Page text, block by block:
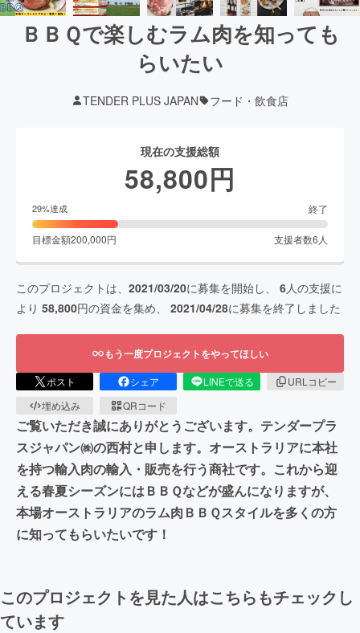
ＢＢＱで楽しむラム肉を知っても
らいたい
TENDER PLUS JAPAN フード・飲食店
現在の支援総額
58,800円
29%達成 終了
目標金額200,000円 支援者数6 人
このプロジェクトは、 2021/03/20に募集を開始し、 6人の支援に
より 58,800円の資金を集め、 2021/04/28に募集を終了しました
もう一度プロジェクトをやってほしい
ポスト シェア LINEで送る
URLコピー
埋め込み
QRコード
ご覧いただき誠にありがとうございます。テンダープラ
スジャパン㈱の西村と申します。オーストラリアに本社
を持つ輸入肉の輸入・販売を行う商社です。これから迎
える春夏シーズンにはＢＢＱなどが盛んになりますが、
本場オーストラリアのラム肉ＢＢＱスタイルを多くの方
に知ってもらいたいです！
このプロジェクトを見た人はこちらもチェックし
ています